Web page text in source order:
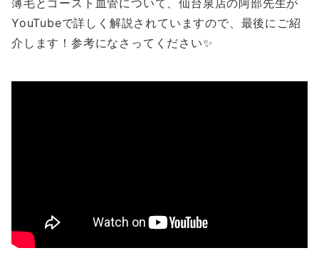
薄毛とゴースト血管について、仙台泉店の阿部先生が
YouTubeで詳しく解説されていますので、最後にご紹
介します！参考になさってください✨